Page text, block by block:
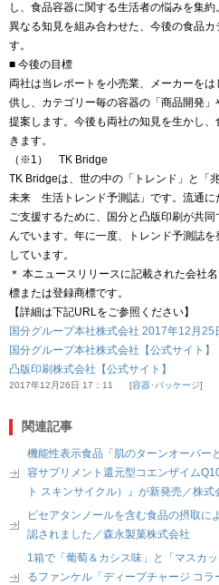
し、食品容器に関する生活者の悩みを集
異なる知見を組み合わせた、今後の食品
す。
■ 今後の目標
両社は当レポートを小売業、メーカーを
供し、カテゴリー毎の容器の「商品開発
提案します。今後も両社の知見を生かし
きます。
（※1） TK Bridge
TK Bridgeは、世の中の「トレンド」と「
未来 生活トレンド予測誌」です。流通に
ご支援するために、国分と凸版印刷が共
んでいます。年に一度、トレンド予測誌
しています。
＊ 本ニュースリリースに記載された会社
標または登録商標です。
【詳細は下記URLをご参照ください】
国分グループ本社株式会社 2017年12月25
国分グループ本社株式会社【公式サイト】
凸版印刷株式会社【公式サイト】
2017年12月26日 17：11 容器･パッケージ
関連記事
機能性表示食品「肌のターンオーバー
容サプリメント還元型コエンザイム
ト スキンサイクル）』が新発売／株式
ピセアタンノールを含む食品の摂取に
認されました／森永製菓株式会社
1箱で「葡萄＆カシス味」と「マスカ
るファンケル「ディープチャージ コ